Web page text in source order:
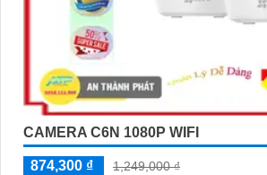
CAMERA C6N 1080P WIFI
874,300 ₫
1,249,000 ₫